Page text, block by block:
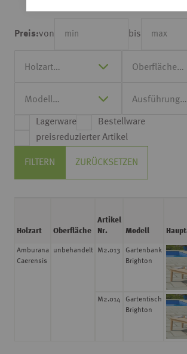
Preis:von bis
Lagerware
Bestellware
preisreduzierter Artikel
FILTERN ZURÜCKSETZEN
Amburana
Caerensis
unbehandelt M2.013
Gartenbank
Brighton
M2.014
Gartentisch
Brighton
Holzart Oberfläche
Artikel
Nr.
Modell